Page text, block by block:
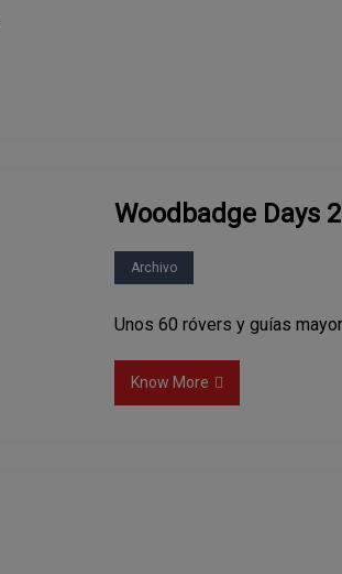
Woodbadge Days
Archivo
Unos 60 róvers y guías
Know More